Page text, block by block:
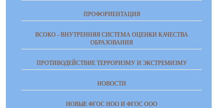
ПРОФОРИЕНТАЦИЯ
ВСОКО - ВНУТРЕННЯЯ СИСТЕМА ОЦЕНКИ КАЧЕСТВА
ОБРАЗОВАНИЯ
ПРОТИВОДЕЙСТВИЕ ТЕРРОРИЗМУ И ЭКСТРЕМИЗМУ
НОВОСТИ
НОВЫЕ ФГОС НОО И ФГОС ООО